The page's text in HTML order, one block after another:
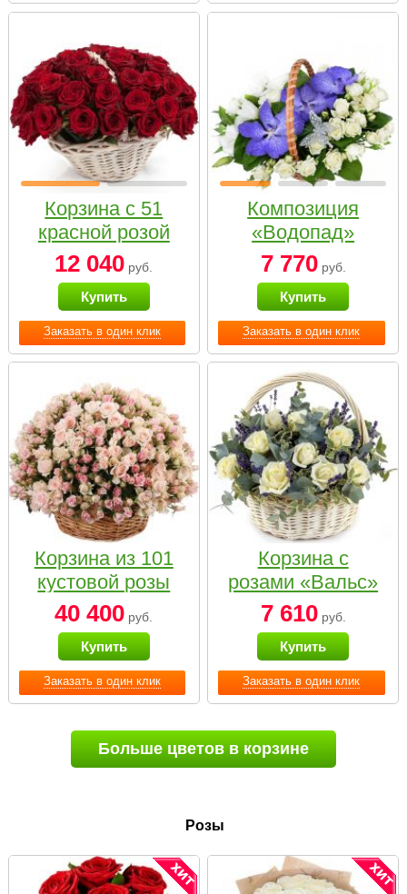
Заказать в один клик
Корзина с 51
красной розой
12 040 руб.
Купить
Заказать в один клик
Композиция
«Водопад»
7 770руб.
Купить
Заказать в один клик
Корзина из 101
кустовой розы
нежных тонов
40 400 руб.
Купить
Заказать в один клик
Корзина с
розами «Вальс»
7 610руб.
Купить
Больше цветов в корзине
Розы